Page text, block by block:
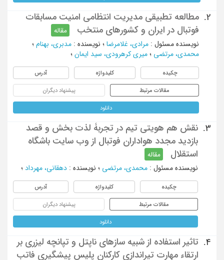
2.
مطالعه تطبیقی مدیریت انتظامی امنیت مسابقات
فوتبال در ایران و کشورهای منتخب
مقاله
نویسنده مسئول : مرادی، غلامرضا ؛ نویسنده : مدبری، بهنام ؛
محمدی، مرتضی ؛ میری کرهرودی، سید ایمان ؛
چکیده کلیدواژه آدرس
مقالات مرتبط پیشنهاد دیگران
دانلود
3.
نقش هم هویتی تیم در تجربۀ لذت بخش و قصد
بازدید مجدد هواداران فوتبال از وب سایت باشگاه
استقلال
مقاله
نویسنده مسئول : محمدی، مرتضی ؛ نویسنده : دهقانی، مهرداد ؛
چکیده کلیدواژه آدرس
مقالات مرتبط پیشنهاد دیگران
دانلود
4.
تاثیر استفاده از شبیه سازهای ناپتل و تپانچه لیزری بر
ارتقاء مهارت تیراندازی کارکنان پلیس پیشگیری فاتب